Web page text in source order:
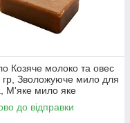
Козяче молоко та овес
гр, Зволожуюче мило для
М'яке мило яке
Cocos
до відправки